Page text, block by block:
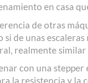
en casa
de otras
si de unas
realmente similar
con una
la resistencia y la